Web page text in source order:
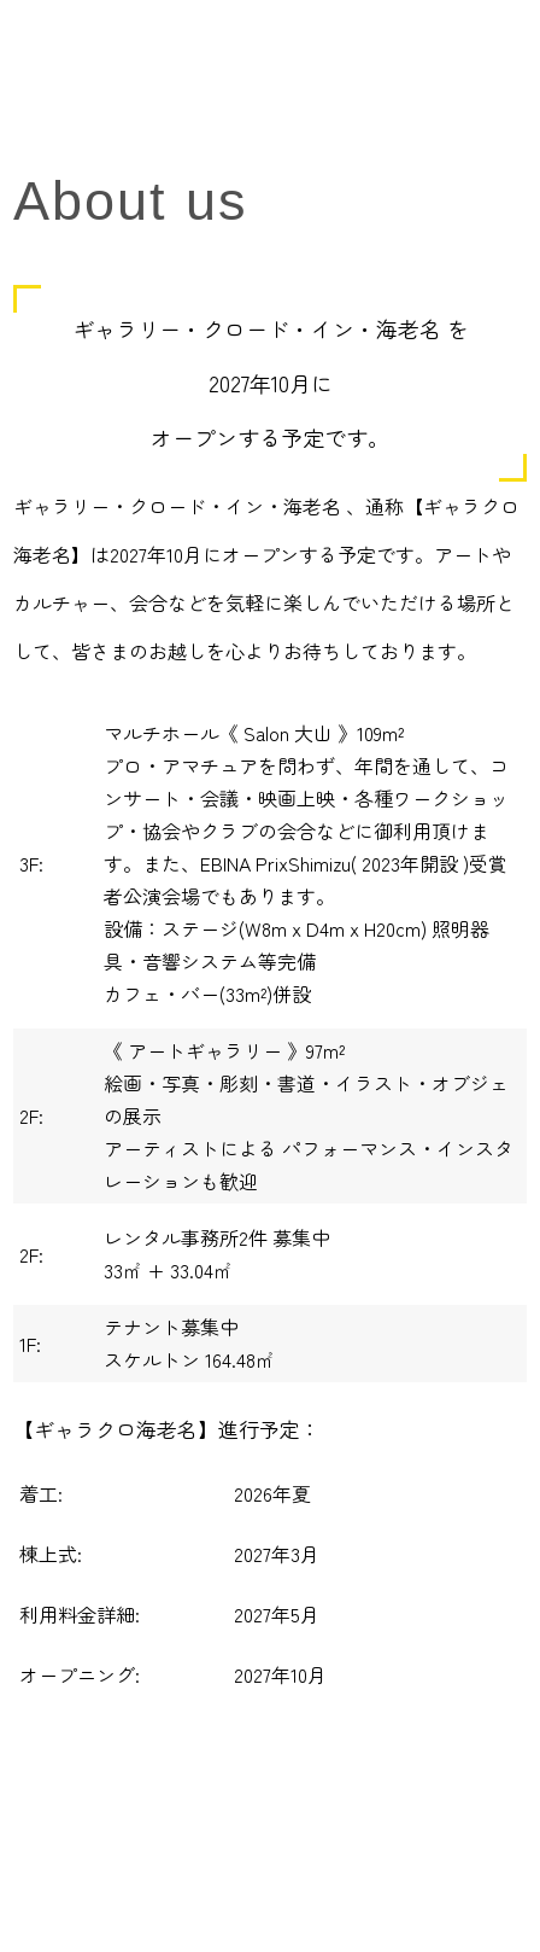
About us
ギャラリー・クロード・イン・海老名 を
2027年10月に
オープンする予定です。
ギャラリー・クロード・イン・海老名 、通称【ギャラクロ
海老名】は2027年10月にオープンする予定です。アートや
カルチャー、会合などを気軽に楽しんでいただける場所と
して、皆さまのお越しを心よりお待ちしております。
3F:
マルチホール《 Salon 大山 》109m²
プロ・アマチュアを問わず、年間を通して、コ
ンサート・会議・映画上映・各種ワークショッ
プ・協会やクラブの会合などに御利用頂けま
す。また、EBINA PrixShimizu( 2023年開設 )受賞
者公演会場でもあります。
設備：ステージ(W8m x D4m x H20cm) 照明器
具・音響システム等完備
カフェ・バー(33m²)併設
2F:
《 アートギャラリー 》97m²
絵画・写真・彫刻・書道・イラスト・オブジェ
の展示
アーティストによる パフォーマンス・インスタ
レーションも歓迎
2F:
レンタル事務所2件 募集中
33㎡ + 33.04㎡
1F:
テナント募集中
スケルトン 164.48㎡
【ギャラクロ海老名】進行予定：
着工: 2026年夏
棟上式: 2027年3月
利用料金詳細: 2027年5月
オープニング: 2027年10月